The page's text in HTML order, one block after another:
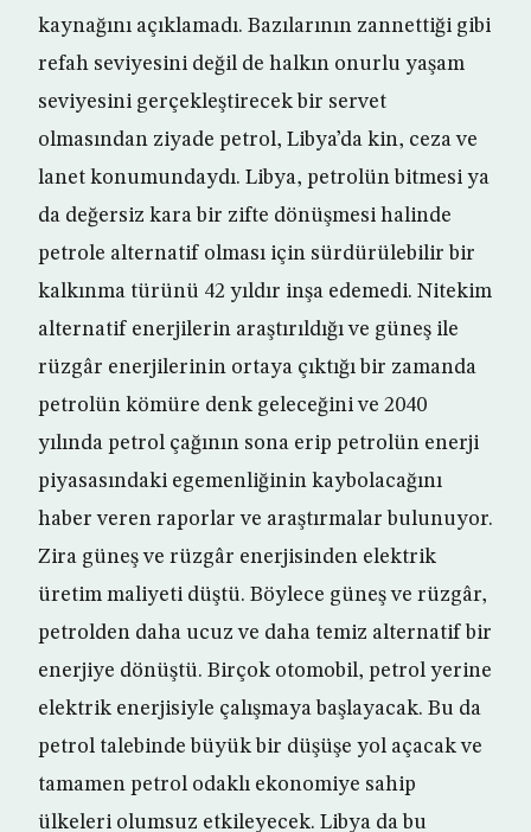
kaynağını açıklamadı. Bazılarının zannettiği gibi
refah seviyesini değil de halkın onurlu yaşam
seviyesini gerçekleştirecek bir servet
olmasından ziyade petrol, Libya’da kin, ceza ve
lanet konumundaydı. Libya, petrolün bitmesi ya
da değersiz kara bir zifte dönüşmesi halinde
petrole alternatif olması için sürdürülebilir bir
kalkınma türünü 42 yıldır inşa edemedi. Nitekim
alternatif enerjilerin araştırıldığı ve güneş ile
rüzgâr enerjilerinin ortaya çıktığı bir zamanda
petrolün kömüre denk geleceğini ve 2040
yılında petrol çağının sona erip petrolün enerji
piyasasındaki egemenliğinin kaybolacağını
haber veren raporlar ve araştırmalar bulunuyor.
Zira güneş ve rüzgâr enerjisinden elektrik
üretim maliyeti düştü. Böylece güneş ve rüzgâr,
petrolden daha ucuz ve daha temiz alternatif bir
enerjiye dönüştü. Birçok otomobil, petrol yerine
elektrik enerjisiyle çalışmaya başlayacak. Bu da
petrol talebinde büyük bir düşüşe yol açacak ve
tamamen petrol odaklı ekonomiye sahip
ülkeleri olumsuz etkileyecek. Libya da bu